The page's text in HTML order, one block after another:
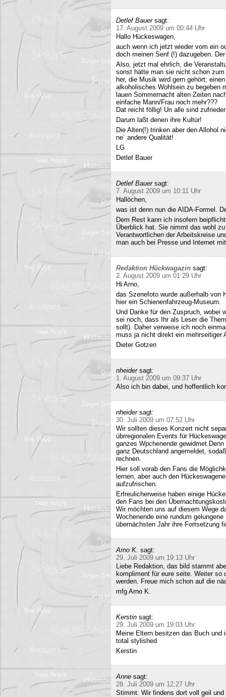
Detlef Bauer sagt:
17. August 2009 um 00:44 Uhr
Hallo Hückeswagen,
auch wenn ich jetzt wieder vom ein
doch meinen Senf (!) dazugeben.
Also, jetzt mal ehrlich, die
sonst hätte man sie nicht schon
her, die Musik wird gern gehört;
alkoholisches Wohlsein zu begeben
lauen Sommernacht alten Zeiten
einfache Mann/Frau noch mehr???
Dat reicht föllig! Un alle sind
Darum laßt denen ihre Kultür!
Die Alten(!) trinken aber den Allohol
ne´ andere Qualität!
LG
Detlef Bauer
Detlef Bauer sagt:
7. August 2009 um 10:11 Uhr
Hallöchen,
was ist denn nun die AIDA-Formel.
Dem Rest kann ich insofern
Überblick hat. Sie nimmt das wohl
Verantwortlichen der Arbeitskreise
man auch bei Presse und Internet
Redaktion Hückwagazin sagt:
2. August 2009 um 01:29 Uhr
Hi Arno,
das Szenefoto wurde außerhalb von
hier ein Schienenfahrzeug-Museum.
Und Danke für den Zuspruch, wobei
sei noch, dass Ihr als Leser die
sollt). Daher verweise ich noch
muss ja nicht direkt ein mehrseitiger
Dieter Gotzen
nheider sagt:
1. August 2009 um 09:37 Uhr
Also ich bin dabei, und hoffentlich
nheider sagt:
30. Juli 2009 um 07:52 Uhr
Wir sollten dieses Konzert nicht
übrregionalen Events für
ganzes Wpchenende
ganz Deutschland angemeldet,
rechnen.
Hier soll vorab den Fans die
lernen, aber auch den
aufzufrischen.
Erfreulicherweise haben einige
den Fans bei den
Wir möchten uns auf diesem Wege
Wochenende eine rundum
übernächsten Jahr ihre Fortsetzung
Arno K. sagt:
29. Juli 2009 um 19:13 Uhr
Liebe Redaktion, das bild stammt
kompliment für eure seite. Weiter so
werden. Freue mich schon auf die
mfg Arno K.
Kerstin sagt:
29. Juli 2009 um 19:03 Uhr
Meine Eltern besitzen das Buch
total stylished
Kerstin
Anne sagt:
28. Juli 2009 um 12:27 Uhr
Stimmt. Wir findens dort voll geil und